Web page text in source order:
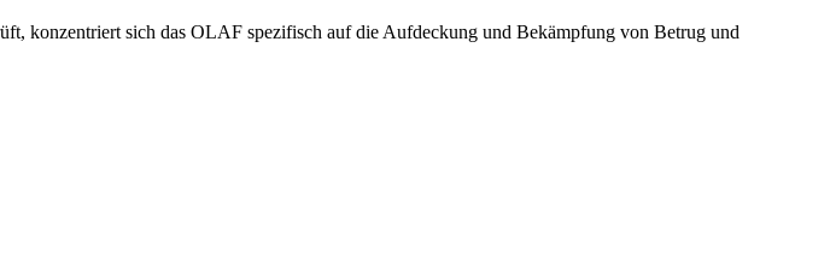
konzentriert sich das OLAF spezifisch auf die Aufdeckung und Bekämpfung von Betrug und